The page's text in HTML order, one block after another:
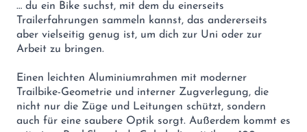
… du ein Bike suchst, mit dem du einerseits
Trailerfahrungen sammeln kannst, das andererseits
aber vielseitig genug ist, um dich zur Uni oder zur
Arbeit zu bringen.
Einen leichten Aluminiumrahmen mit moderner
Trailbike-Geometrie und interner Zugverlegung, die
nicht nur die Züge und Leitungen schützt, sondern
auch für eine saubere Optik sorgt. Außerdem kommt es